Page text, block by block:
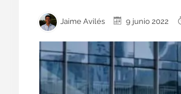
Jaime Avilés 9 junio 2022